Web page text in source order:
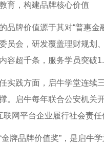
，构建品牌核心价值
牌价值源于其对“普惠金
员会，研发覆盖理财规划
容超千条，服务学员突破
践方面，启牛学堂连续三
。启牛每年联合公安机关
联网平台企业履行社会责任
品牌价值奖”，是启牛学